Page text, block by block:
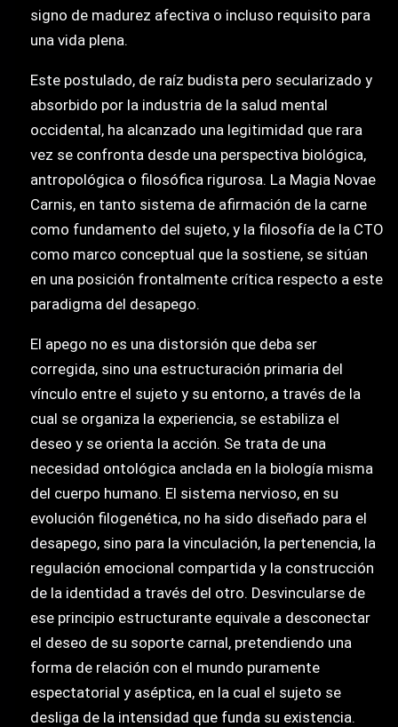
signo de madurez afectiva o incluso requisito para
una vida plena.
Este postulado, de raíz budista pero secularizado y
absorbido por la industria de la salud mental
occidental, ha alcanzado una legitimidad que rara
vez se confronta desde una perspectiva biológica,
antropológica o filosófica rigurosa. La Magia Novae
Carnis, en tanto sistema de afirmación de la carne
como fundamento del sujeto, y la filosofía de la CTO
como marco conceptual que la sostiene, se sitúan
en una posición frontalmente crítica respecto a este
paradigma del desapego.
El apego no es una distorsión que deba ser
corregida, sino una estructuración primaria del
vínculo entre el sujeto y su entorno, a través de la
cual se organiza la experiencia, se estabiliza el
deseo y se orienta la acción. Se trata de una
necesidad ontológica anclada en la biología misma
del cuerpo humano. El sistema nervioso, en su
evolución filogenética, no ha sido diseñado para el
desapego, sino para la vinculación, la pertenencia, la
regulación emocional compartida y la construcción
de la identidad a través del otro. Desvincularse de
ese principio estructurante equivale a desconectar
el deseo de su soporte carnal, pretendiendo una
forma de relación con el mundo puramente
espectatorial y aséptica, en la cual el sujeto se
desliga de la intensidad que funda su existencia.